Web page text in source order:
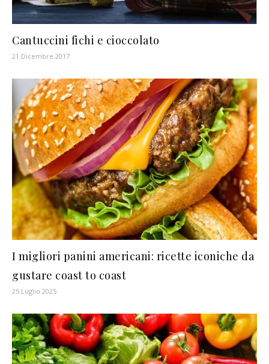
Cantuccini fichi e cioccolato
21 Dicembre 2017
I migliori panini americani: ricette iconiche da
gustare coast to coast
25 Luglio 2025